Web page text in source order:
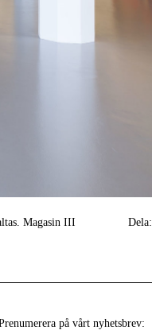
Magasin III
Dela:
på vårt nyhetsbrev: